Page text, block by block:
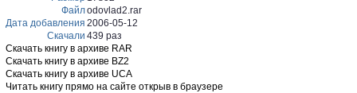
Файлodovlad2.rar
Дата добавления 2006-05-12
Скачали 439 раз
Скачать книгу в архиве RAR
Скачать книгу в архиве BZ2
Скачать книгу в архиве UCA
Читать книгу прямо на сайте открыв в браузере